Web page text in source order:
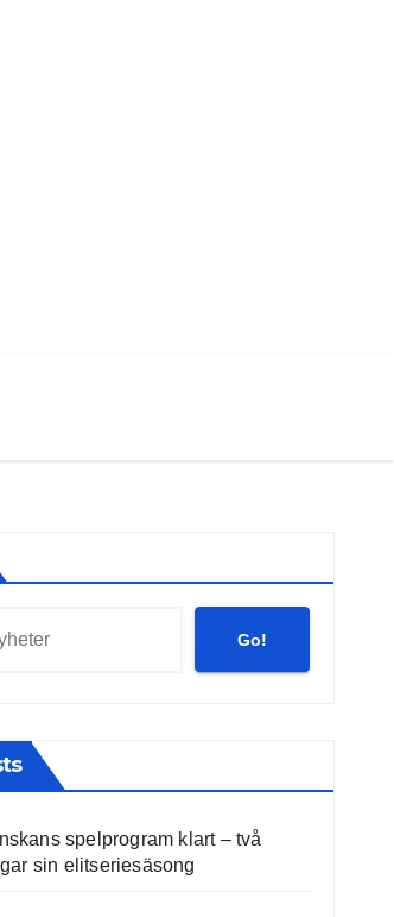
Go!
spelprogram klart – två
sin elitseriesäsong